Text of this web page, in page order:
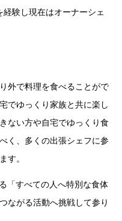
験し現在はオーナーシェ
外で料理を食べることがで
でゆっくり家族と共に楽し
ない方や自宅でゆっくり食
く、多くの出張シェフに参
す。
「すべての人へ特別な食体
ながる活動へ挑戦して参り